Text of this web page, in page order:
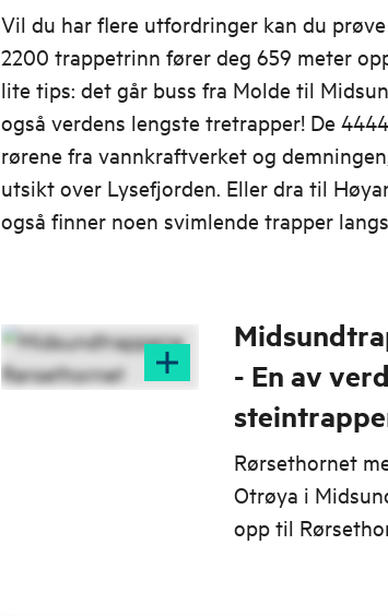
Vil du har flere utfordringer kan du
2200 trappetrinn fører deg 659 meter
lite tips: det går buss fra Molde til
også verdens lengste tretrapper! De
rørene fra vannkraftverket og
utsikt over Lysefjorden. Eller dra til
også finner noen svimlende trapper
- En av
Rørsethornet
Otrøya i
opp til